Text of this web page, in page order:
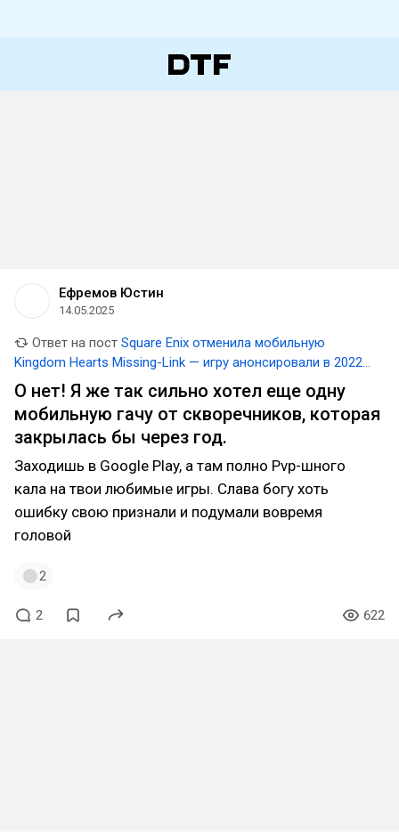
Ефремов Юстин
14.05.2025
Ответ на пост Square Enix отменила мобильную
Kingdom Hearts Missing-Link — игру анонсировали в 2022
году
О нет! Я же так сильно хотел еще одну
мобильную гачу от скворечников, которая
закрылась бы через год.
Заходишь в Google Play, а там полно Pvp-шного
кала на твои любимые игры. Слава богу хоть
ошибку свою признали и подумали вовремя
головой
2
2 622